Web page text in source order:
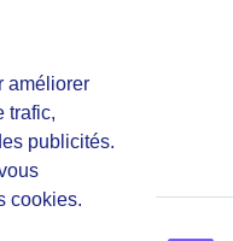
améliorer
trafic,
publicités.
cookies.
améliorer
trafic,
publicités.
cookies.
Studio